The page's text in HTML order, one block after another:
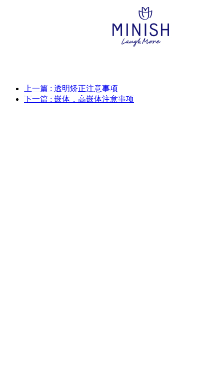
上一篇 : 透明矫正注意事项
下一篇 : 嵌体，高嵌体注意事项